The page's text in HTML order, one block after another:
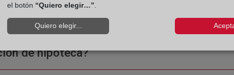
simple o una certificación?
de hipoteca?
el botón “Quiero elegir…”
Quiero elegir...